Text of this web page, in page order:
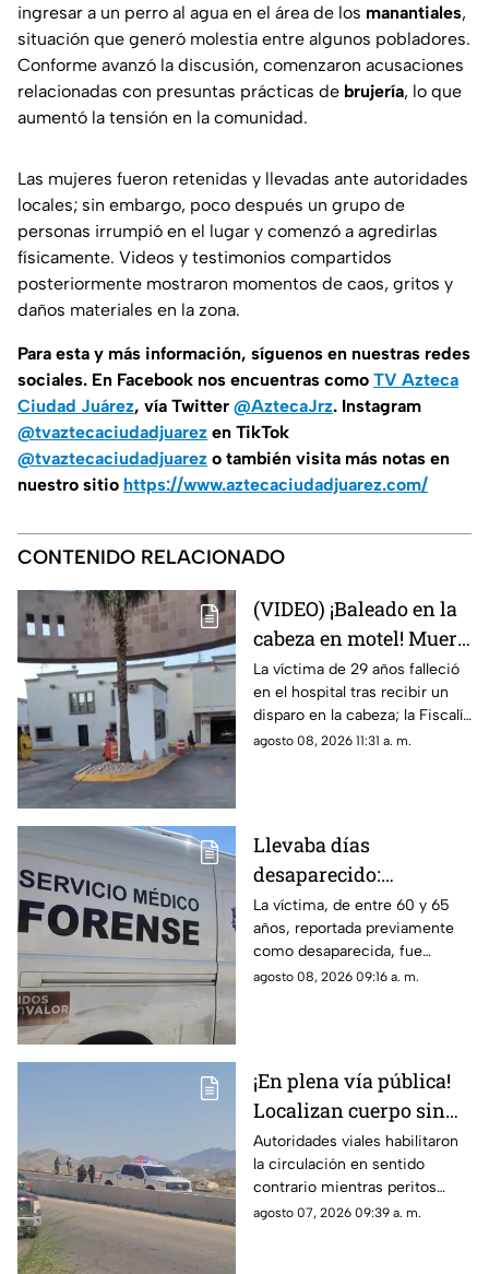
ingresar a un perro al agua en el área de los manantiales,
situación que generó molestia entre algunos pobladores.
Conforme avanzó la discusión, comenzaron acusaciones
relacionadas con presuntas prácticas de brujería, lo que
aumentó la tensión en la comunidad.
Las mujeres fueron retenidas y llevadas ante autoridades
locales; sin embargo, poco después un grupo de
personas irrumpió en el lugar y comenzó a agredirlas
físicamente. Videos y testimonios compartidos
posteriormente mostraron momentos de caos, gritos y
daños materiales en la zona.
Para esta y más información, síguenos en nuestras redes
sociales. En Facebook nos encuentras como TV Azteca
Ciudad Juárez, vía Twitter @AztecaJrz. Instagram
@tvaztecaciudadjuarez en TikTok
@tvaztecaciudadjuarez o también visita más notas en
nuestro sitio https://www.aztecaciudadjuarez.com/
CONTENIDO RELACIONADO
(VIDEO) ¡Baleado en la
cabeza en motel! Muere
hombre tras 8 días de
recibir disparo por el
ex de su pareja en
Juárez
La víctima de 29 años falleció
en el hospital tras recibir un
disparo en la cabeza; la Fiscalía
busca a Diego A., expareja de
agosto 08, 2026 11:31 a. m.
Llevaba días
desaparecido:
Localizan sin vida a
adulto mayor adentro
de tambo adentro de
una casa en Ciudad
La víctima, de entre 60 y 65
años, reportada previamente
como desaparecida, fue
localizada en un cuarto de
agosto 08, 2026 09:16 a. m.
¡En plena vía pública!
Localizan cuerpo sin
vida en Camino Real;
desvían tráfico
Autoridades viales habilitaron
la circulación en sentido
contrario mientras peritos
procesan la escena; solicitan
agosto 07, 2026 09:39 a. m.